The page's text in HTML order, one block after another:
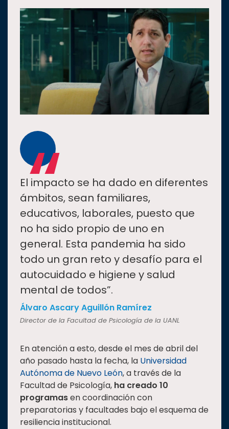
“
El impacto se ha dado en diferentes
ámbitos, sean familiares,
educativos, laborales, puesto que
no ha sido propio de uno en
general. Esta pandemia ha sido
todo un gran reto y desafío para el
autocuidado e higiene y salud
mental de todos”.
Álvaro Ascary Aguillón Ramírez
Director de la Facultad de Psicología de la UANL
En atención a esto, desde el mes de abril del
año pasado hasta la fecha, la Universidad
Autónoma de Nuevo León, a través de la
Facultad de Psicología, ha creado 10
programasen coordinación con
preparatorias y facultades bajo el esquema de
resiliencia institucional.